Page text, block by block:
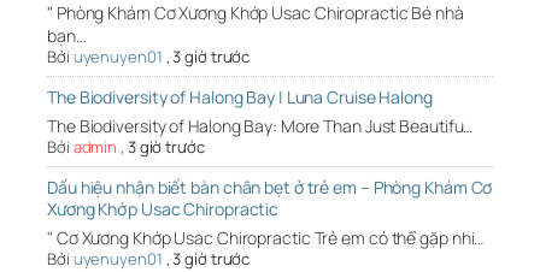
" Phòng Khám Cơ Xương Khớp Usac Chiropractic Bé nhà
bạn…
Bởi uyenuyen01 ,3 giờ trước
The Biodiversity of Halong Bay | Luna Cruise Halong
The Biodiversity of Halong Bay: More Than Just Beautifu…
Bởi admin , 3 giờ trước
Dấu hiệu nhận biết bàn chân bẹt ở trẻ em – Phòng Khám Cơ
Xương Khớp Usac Chiropractic
" Cơ Xương Khớp Usac Chiropractic Trẻ em có thể gặp nhi…
Bởi uyenuyen01 ,3 giờ trước